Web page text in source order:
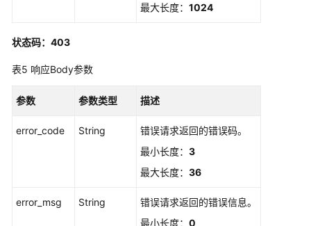
书
理
最大长度： 1024
状态码：403
表5 响应Body参数
参数 参数类型 描述
error_code String
错误请求返回的错误码。
最小长度： 3
最大长度： 36
error_msg String
错误请求返回的错误信息。
最小长度： 0